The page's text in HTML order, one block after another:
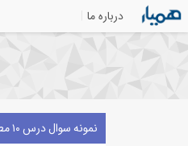
درباره ما
نمونه سوال درس ۱۰ مطالعات پنجم با جواب (PDF)